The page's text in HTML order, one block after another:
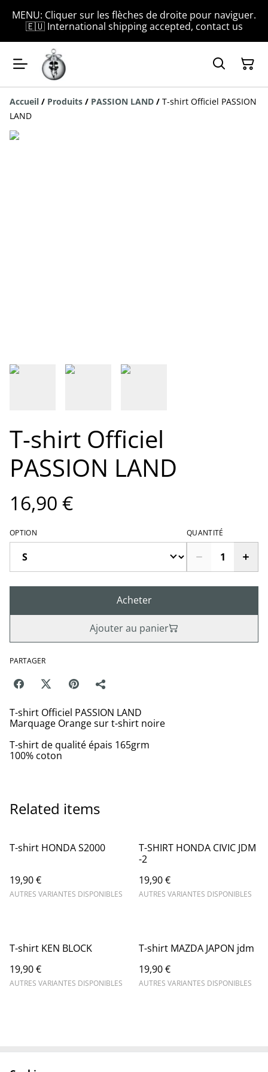
MENU: Cliquer sur les flèches de droite pour naviguer.
🇪🇺 International shipping accepted, contact us
Accueil / Produits / PASSION LAND / T-shirt Officiel PASSION
LAND
T-shirt Officiel
PASSION LAND
16,90 €
OPTION QUANTITÉ
Acheter
Ajouter au panier
PARTAGER
T-shirt Officiel PASSION LAND
Marquage Orange sur t-shirt noire
T-shirt de qualité épais 165grm
100% coton
Related items
T-shirt HONDA S2000
19,90 €
AUTRES VARIANTES DISPONIBLES
T-SHIRT HONDA CIVIC JDM
-2
19,90 €
AUTRES VARIANTES DISPONIBLES
T-shirt KEN BLOCK
19,90 €
AUTRES VARIANTES DISPONIBLES
T-shirt MAZDA JAPON jdm
19,90 €
AUTRES VARIANTES DISPONIBLES